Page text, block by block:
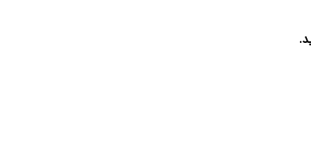
.